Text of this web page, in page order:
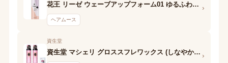
花王 リーゼ ウェーブアップフォーム01 ゆるふわウェーブ
ヘアムース
›
資生堂
資生堂 マシェリ グロススフレワックス (しなやかストレート)N ›